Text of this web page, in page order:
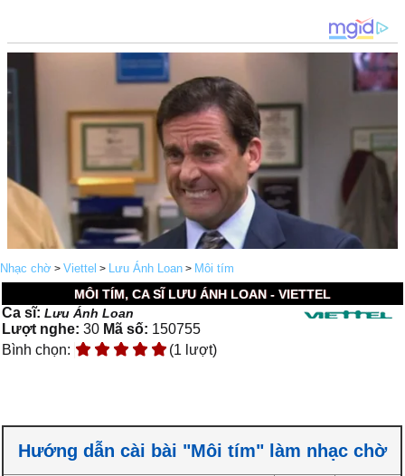
Nhạc chờ > Viettel > Lưu Ánh Loan > Môi tím
MÔI TÍM, CA SĨ LƯU ÁNH LOAN - VIETTEL
Ca sĩ:Lưu Ánh Loan
Lượt nghe: 30 Mã số: 150755
Bình chọn:
(1 lượt)
Hướng dẫn cài bài "Môi tím" làm nhạc chờ